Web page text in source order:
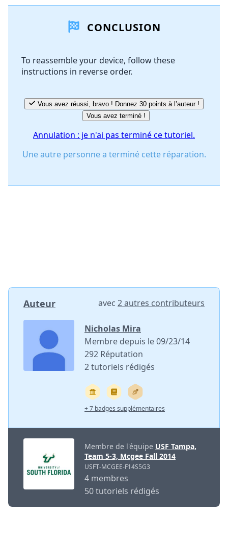
Ajouter un commentaire
Annuler Publier un commentaire
CONCLUSION
To reassemble your device, follow these
instructions in reverse order.
Vous avez réussi, bravo ! Donnez 30 points à l’auteur !
Vous avez terminé !
Annulation : je n'ai pas terminé ce tutoriel.
Une autre personne a terminé cette réparation.
Auteur avec 2 autres contributeurs
Nicholas Mira
Membre depuis le 09/23/14
292 Réputation
2 tutoriels rédigés
+ 7 badges supplémentaires
Membre de l'équipe USF Tampa,
Team 5-3, Mcgee Fall 2014
USFT-MCGEE-F14S5G3
4 membres
50 tutoriels rédigés